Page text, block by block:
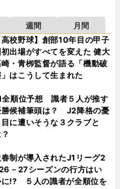
週間
月間
高校野球】創部10年目の甲子
初出場がすべてを変えた 健大
・青栁監督が語る「機動破
はこうして生まれた
全順位予想 識者５人が推す
勝候補筆頭は？ J2降格の憂
目に遭いそうな３クラブと
制が導入されたJ1リーグ2
－27シーズンの行方はい
に!? ５人の識者が全順位を